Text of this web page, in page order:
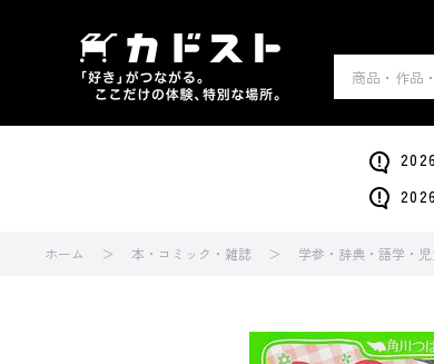
ホーム 本・コミック・雑誌 学参・辞典・語学・